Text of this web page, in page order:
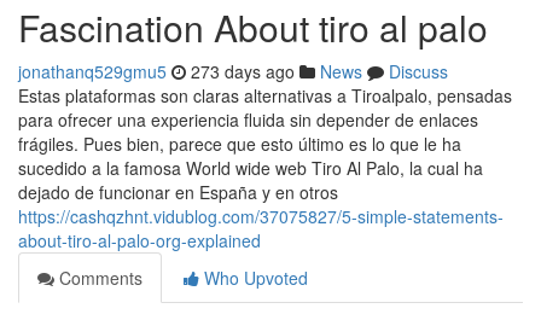
Fascination About tiro al palo
jonathanq529gmu5 273 days ago News
Discuss
Estas plataformas son claras alternativas a Tiroalpalo, pensadas
para ofrecer una experiencia fluida sin depender de enlaces
frágiles. Pues bien, parece que esto último es lo que le ha
sucedido a la famosa World wide web Tiro Al Palo, la cual ha
dejado de funcionar en España y en otros
https://cashqzhnt.vidublog.com/37075827/5-simple-statements-
about-tiro-al-palo-org-explained
Comments
Who Upvoted